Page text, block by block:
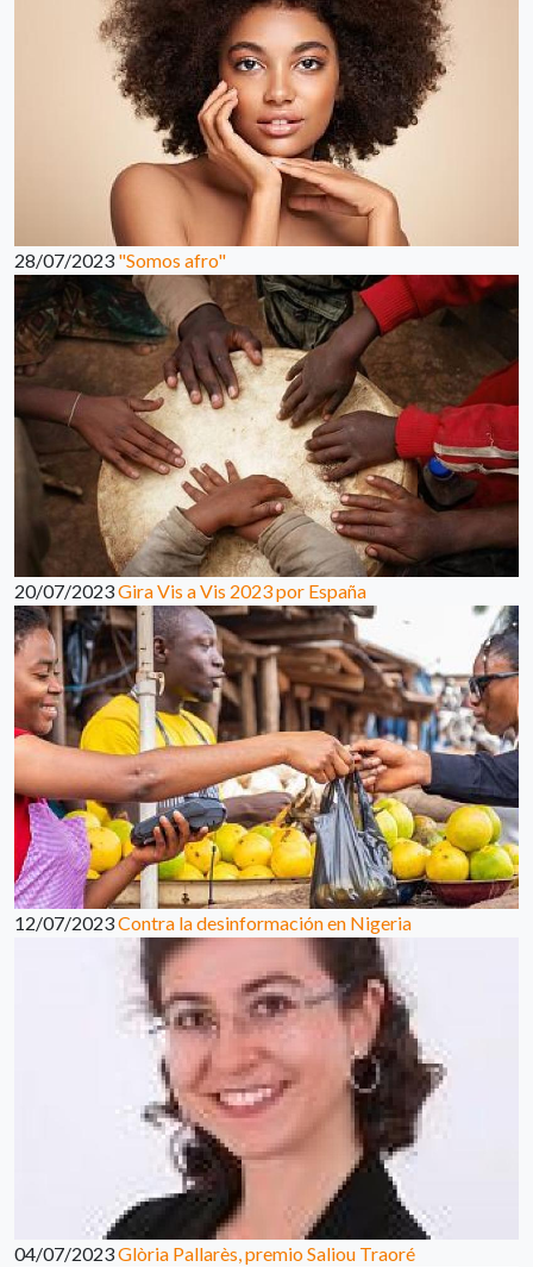
28/07/2023 "Somos afro"
20/07/2023Gira Vis a Vis 2023 por España
12/07/2023Contra la desinformación en Nigeria
04/07/2023Glòria Pallarès, premio Saliou Traoré